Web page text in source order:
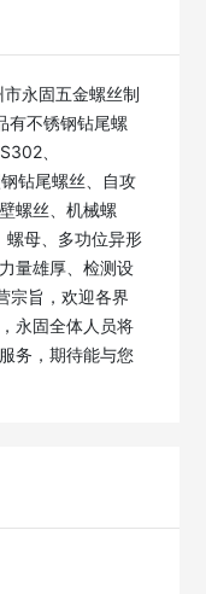
永固五金螺丝制
有不锈钢钻尾螺
、
钻尾螺丝、自攻
螺丝、机械螺
螺母、多功位异形
量雄厚、检测设
宗旨，欢迎各界
永固全体人员将
务，期待能与您